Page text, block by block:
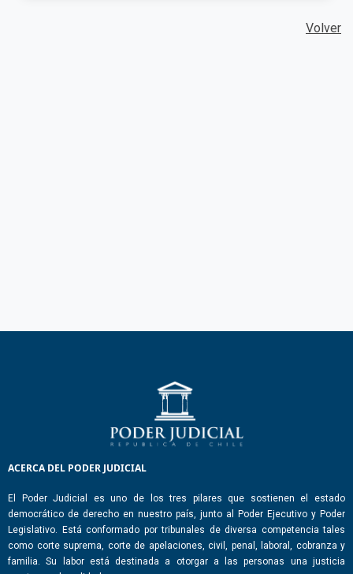
Volver
ACERCA DEL PODER JUDICIAL
El Poder Judicial es uno de los tres pilares que sostienen el estado
democrático de derecho en nuestro país, junto al Poder Ejecutivo y Poder
Legislativo. Está conformado por tribunales de diversa competencia tales
como corte suprema, corte de apelaciones, civil, penal, laboral, cobranza y
familia. Su labor está destinada a otorgar a las personas una justicia